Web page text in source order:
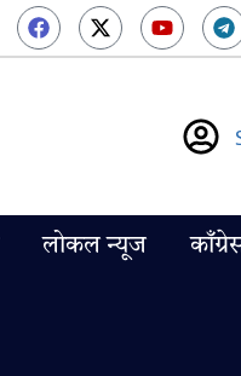
लोकल न्यूज